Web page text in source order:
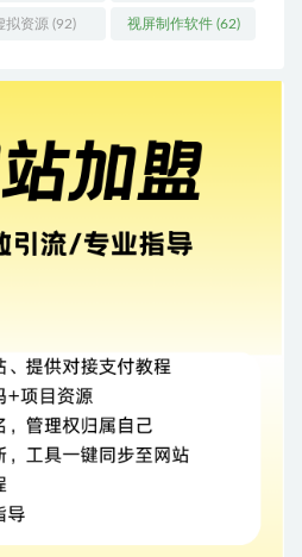
拟资源 (92) 视屏制作软件(62)